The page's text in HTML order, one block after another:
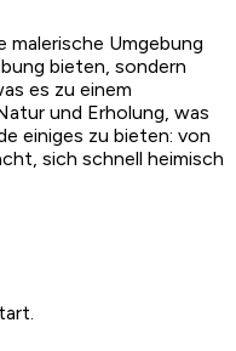
Umgebung
bieten, sondern
es zu einem
und Erholung, was
einiges zu bieten: von
sich schnell heimisch